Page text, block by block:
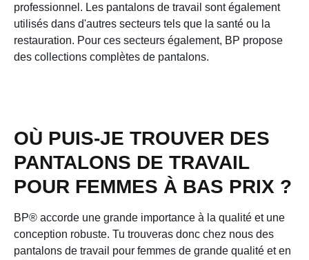
professionnel. Les pantalons de travail sont également
utilisés dans d'autres secteurs tels que la santé ou la
restauration. Pour ces secteurs également, BP propose
des collections complètes de pantalons.
OÙ PUIS-JE TROUVER DES
PANTALONS DE TRAVAIL
POUR FEMMES À BAS PRIX ?
BP® accorde une grande importance à la qualité et une
conception robuste. Tu trouveras donc chez nous des
pantalons de travail pour femmes de grande qualité et en